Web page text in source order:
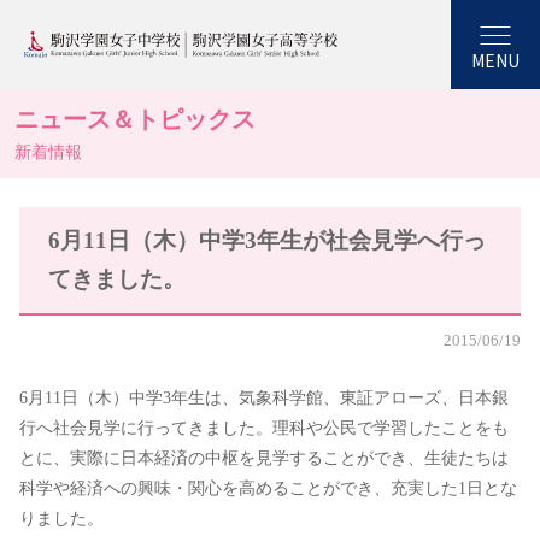
MENU
ニュース＆トピックス
新着情報
6月11日（木）中学3年生が社会見学へ行っ
てきました。
2015/06/19
6月11日（木）中学3年生は、気象科学館、東証アローズ、日本銀
行へ社会見学に行ってきました。理科や公民で学習したことをも
とに、実際に日本経済の中枢を見学することができ、生徒たちは
科学や経済への興味・関心を高めることができ、充実した1日とな
りました。